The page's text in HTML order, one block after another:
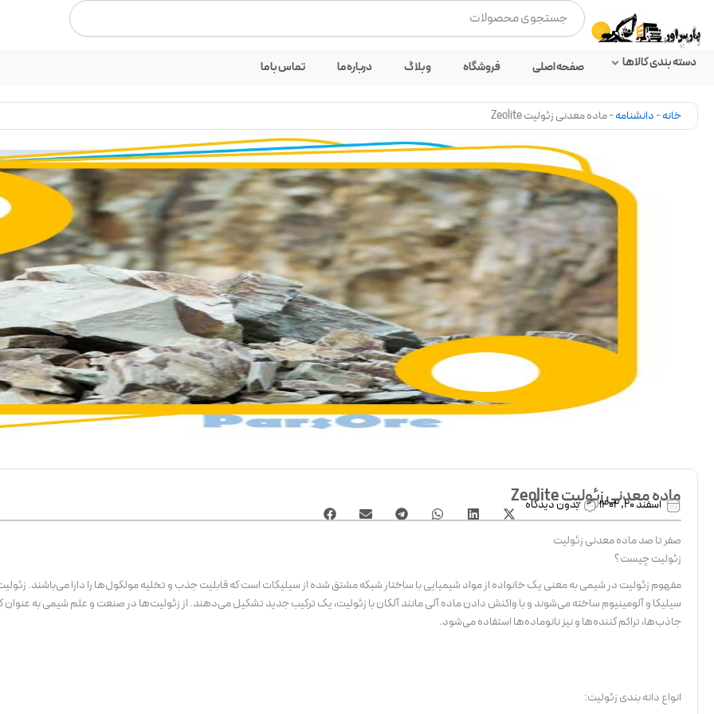
محتوا
جستجو
کردن
دسته بندی کالاها صفحه اصلی فروشگاه وبلاگ درباره ما تماس با ما
خانه-دانشنامه-ماده معدنی زئولیت Zeolite
ماده معدنی زئولیت Zeolite
اسفند 20, 1402 بدون دیدگاه
صفر تا صد ماده معدنی زئولیت
زئولیت چیست؟
مفهوم زئولیت در شیمی به معنی یک خانواده از مواد شیمیایی با ساختار شبکه مشتق شده از سیلیکات است که قابلیت جذب و تخلیه مولکول‌ها را دارا می‌باشند.
سیلیکا و آلومینیوم ساخته می‌شوند و با واکنش دادن ماده آلی مانند آلکان با زئولیت، یک ترکیب جدید تشکیل می‌دهند. از زئولیت‌ها در صنعت و علم شیمی به عنوان
جاذب‌ها، تراکم کننده‌ها و نیز نانوماده‌ها استفاده می‌شود.
انواع دانه بندی زئولیت: